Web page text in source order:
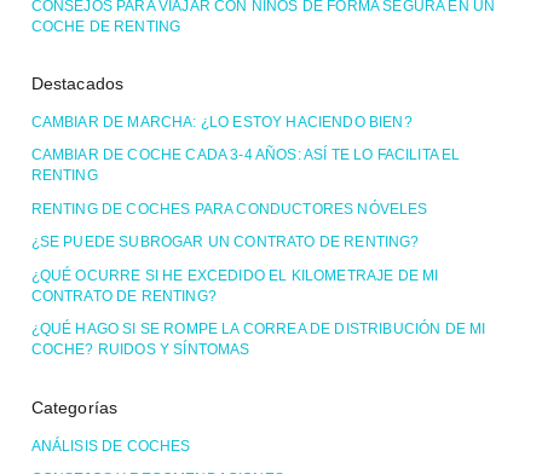
CONSEJOS PARA VIAJAR CON NIÑOS DE FORMA SEGURA EN UN
COCHE DE RENTING
Destacados
CAMBIAR DE MARCHA: ¿LO ESTOY HACIENDO BIEN?
CAMBIAR DE COCHE CADA 3-4 AÑOS: ASÍ TE LO FACILITA EL
RENTING
RENTING DE COCHES PARA CONDUCTORES NÓVELES
¿SE PUEDE SUBROGAR UN CONTRATO DE RENTING?
¿QUÉ OCURRE SI HE EXCEDIDO EL KILOMETRAJE DE MI
CONTRATO DE RENTING?
¿QUÉ HAGO SI SE ROMPE LA CORREA DE DISTRIBUCIÓN DE MI
COCHE? RUIDOS Y SÍNTOMAS
Categorías
ANÁLISIS DE COCHES